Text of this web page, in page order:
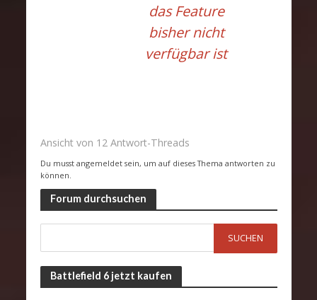
das Feature
bisher nicht
verfügbar ist
Ansicht von 12 Antwort-Threads
Du musst angemeldet sein, um auf dieses Thema antworten zu
können.
Forum durchsuchen
Battlefield 6 jetzt kaufen